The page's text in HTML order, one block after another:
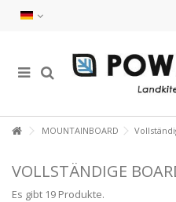
MOUNTAINBOARD
VOLLSTÄNDIGE
Es gibt 19 Produkte.